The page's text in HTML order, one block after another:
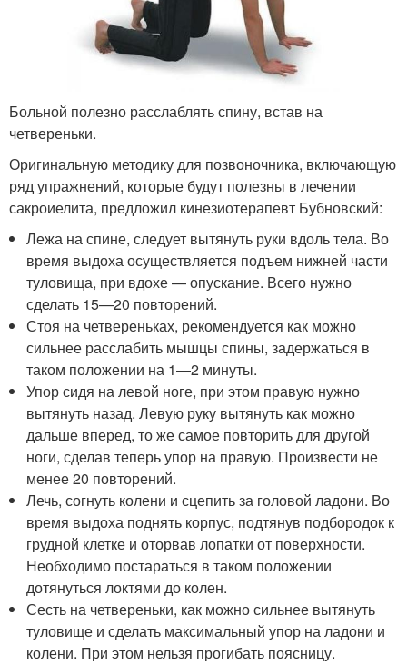
Больной полезно расслаблять спину, встав на
четвереньки.
Оригинальную методику для позвоночника, включающую
ряд упражнений, которые будут полезны в лечении
сакроиелита, предложил кинезиотерапевт Бубновский:
Лежа на спине, следует вытянуть руки вдоль тела. Во
время выдоха осуществляется подъем нижней части
туловища, при вдохе — опускание. Всего нужно
сделать 15—20 повторений.
Стоя на четвереньках, рекомендуется как можно
сильнее расслабить мышцы спины, задержаться в
таком положении на 1—2 минуты.
Упор сидя на левой ноге, при этом правую нужно
вытянуть назад. Левую руку вытянуть как можно
дальше вперед, то же самое повторить для другой
ноги, сделав теперь упор на правую. Произвести не
менее 20 повторений.
Лечь, согнуть колени и сцепить за головой ладони. Во
время выдоха поднять корпус, подтянув подбородок к
грудной клетке и оторвав лопатки от поверхности.
Необходимо постараться в таком положении
дотянуться локтями до колен.
Сесть на четвереньки, как можно сильнее вытянуть
туловище и сделать максимальный упор на ладони и
колени. При этом нельзя прогибать поясницу.